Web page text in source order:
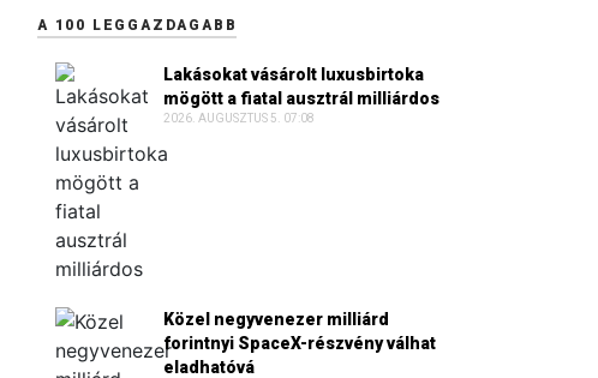
A 100 LEGGAZDAGABB
Lakásokat vásárolt luxusbirtoka
mögött a fiatal ausztrál milliárdos
2026. AUGUSZTUS 5. 07:08
Közel negyvenezer milliárd
forintnyi SpaceX-részvény válhat
eladhatóvá